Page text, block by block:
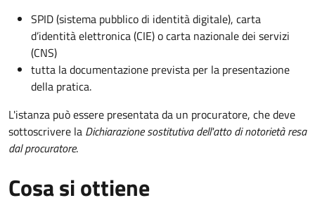
SPID (sistema pubblico di identità digitale), carta
d’identità elettronica (CIE) o carta nazionale dei servizi
(CNS)
tutta la documentazione prevista per la presentazione
della pratica.
L'istanza può essere presentata da un procuratore, che deve
sottoscrivere la Dichiarazione sostitutiva dell'atto di notorietà resa
dal procuratore.
Cosa si ottiene